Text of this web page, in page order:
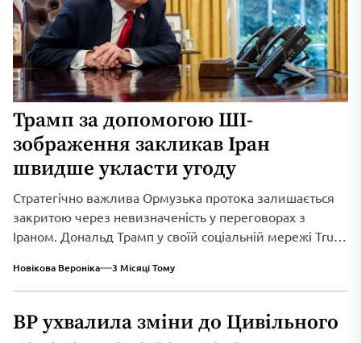
Трамп за допомогою ШІ-
зображення закликав Іран
швидше укласти угоду
Стратегічно важлива Ормузька протока залишається
закритою через невизначеність у переговорах з
Іраном. Дональд Трамп у своїй соціальній мережі Truth
Новікова Вероніка 3 Місяці Тому
ВР ухвалила зміни до Цивільного